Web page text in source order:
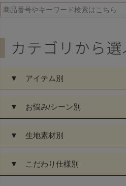
▼ アイテム別
▼ お悩み/シーン別
▼ 生地素材別
▼ こだわり仕様別